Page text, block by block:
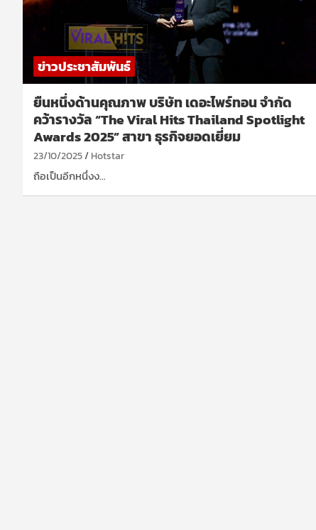
ข่าวประชาสัมพันธ์
ยืนหนึ่งด้านคุณภาพ บริษัท เดอะไพร์ทอน จำกัด
คว้ารางวัล “The Viral Hits Thailand Spotlight
Awards 2025” สาขา ธุรกิจยอดเยี่ยม
23/10/2025 Hotstar
ถือเป็นอีกหนึ่งง…